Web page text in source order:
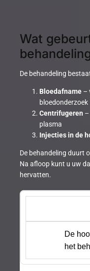
Wat
De behandeling
Bloedafname –
bloedonderzoek
Centrifugeren –
plasma
Injecties in de
De behandeling duurt
Na afloop kunt u uw
hervatten.
De
het